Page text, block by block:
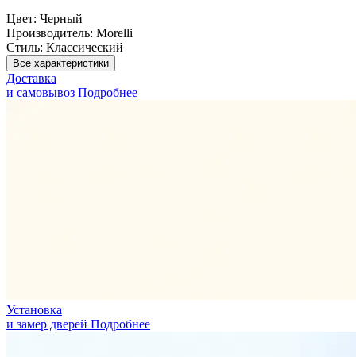
Цвет: Черный
Производитель: Morelli
Стиль: Классический
Все характеристики
Доставка
и самовывоз Подробнее
Установка
и замер дверей Подробнее